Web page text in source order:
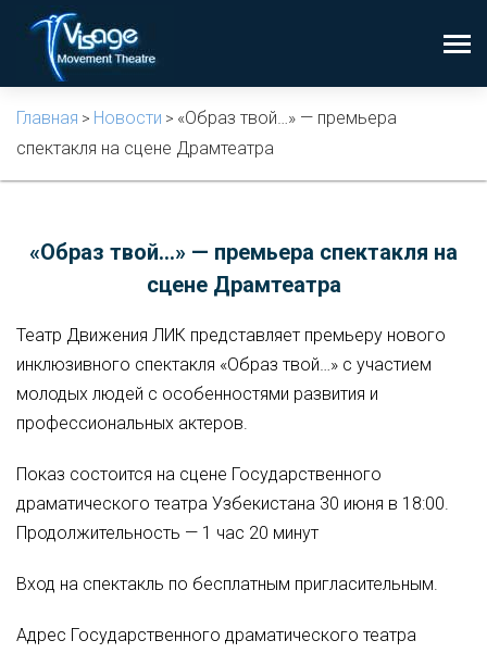
Главная > Новости > «Образ твой…» — премьера
спектакля на сцене Драмтеатра
«Образ твой…» — премьера спектакля на
сцене Драмтеатра
Театр Движения ЛИК представляет премьеру нового
инклюзивного спектакля «Образ твой…» с участием
молодых людей с особенностями развития и
профессиональных актеров.
Показ состоится на сцене Государственного
драматического театра Узбекистана 30 июня в 18:00.
Продолжительность — 1 час 20 минут
Вход на спектакль по бесплатным пригласительным.
Адрес Государственного драматического театра